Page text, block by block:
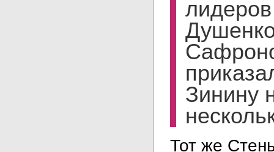
Зинину
Тот же